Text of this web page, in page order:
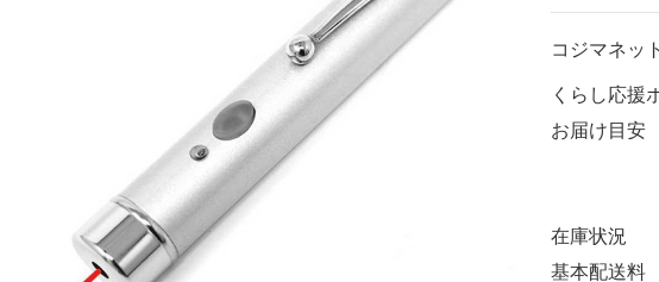
コジマネッ
くらし応援
お届け
在庫
基本配